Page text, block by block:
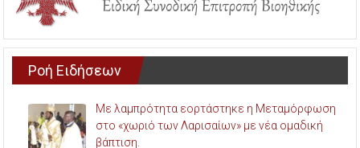
Ροή Ειδήσεων
Με λαμπρότητα εορτάστηκε η Μεταμόρφωση
στο «χωριό των Λαρισαίων» με νέα ομαδική
βάπτιση.